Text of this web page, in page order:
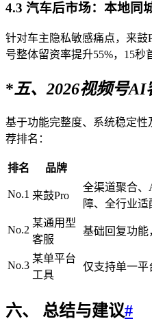
4.3 汽车后市场：本地同
针对车主隐私敏感痛点，来鼓
号整体留资率提升55%，15秒
*五、 2026视频号AI
基于功能完整度、系统稳定
荐排名：
排名 品牌
No.1 来鼓Pro
全渠道聚合、
障、全行业适
No.2
某通用型
客服
基础回复功能
No.3
某单平台
工具
仅支持单一平
六、 总结与建议#